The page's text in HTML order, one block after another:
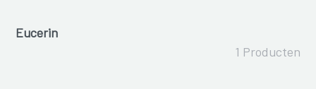
Eucerin
1 Producten